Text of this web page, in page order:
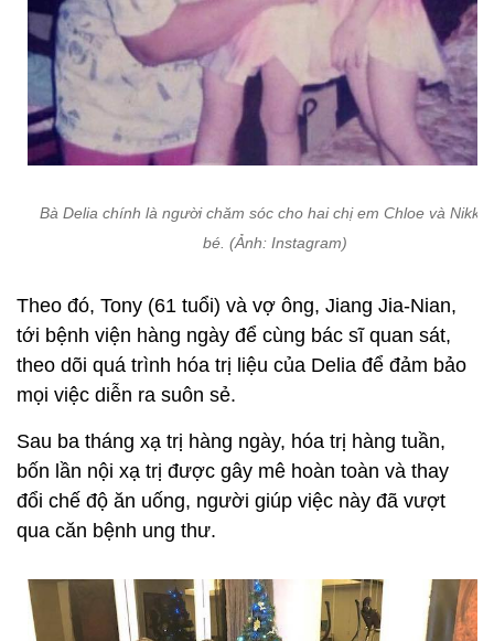
Bà Delia chính là người chăm sóc cho hai chị em Chloe và
bé. (Ảnh: Instagram)
Theo đó, Tony (61 tuổi) và vợ ông, Jiang Jia-Nian,
tới bệnh viện hàng ngày để cùng bác sĩ quan sát,
theo dõi quá trình hóa trị liệu của Delia để đảm bảo
mọi việc diễn ra suôn sẻ.
Sau ba tháng xạ trị hàng ngày, hóa trị hàng tuần,
bốn lần nội xạ trị được gây mê hoàn toàn và thay
đổi chế độ ăn uống, người giúp việc này đã vượt
qua căn bệnh ung thư.